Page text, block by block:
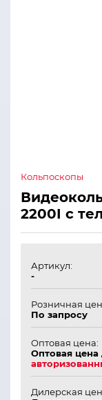
Кольпоскопы
2200I с
Артикул:
-
Розничная
По запросу
Оптовая цена:
Оптовая цена
Дилерская